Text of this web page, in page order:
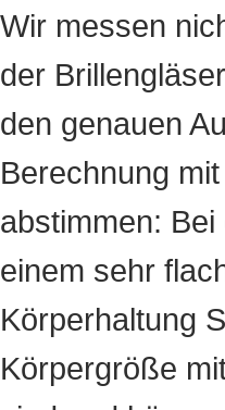
Wir messen
der
den genauen
Berechnung
abstimmen:
einem sehr
Körperhaltung
Körpergröße